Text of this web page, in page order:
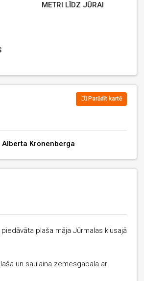
METRI LĪDZ JŪRAI
Parādīt kartē
Kronenberga
plaša māja Jūrmalas klusajā
un saulaina zemesgabala ar